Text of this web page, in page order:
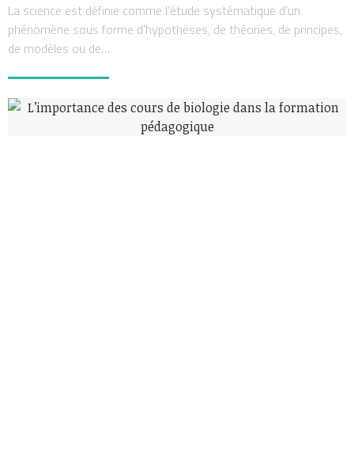
La science est définie comme l’étude systématique d’un
phénomène sous forme d’hypothèses, de théories, de principes,
de modèles ou de…